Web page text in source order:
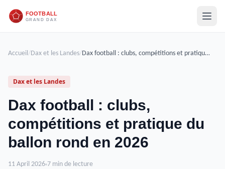
Accueil/Dax et les Landes/ Dax football : clubs, compétitions et pratique du ballon rond en 2026
Dax et les Landes
Dax football : clubs,
compétitions et pratique du
ballon rond en 2026
11 April 2026 7 min de lecture